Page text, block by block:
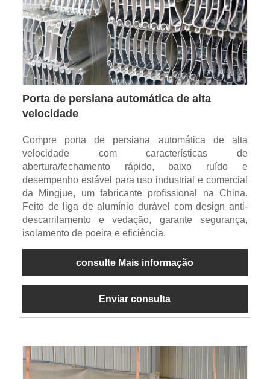
Porta de persiana automática de alta
velocidade
Compre porta de persiana automática de alta
velocidade com características de
abertura/fechamento rápido, baixo ruído e
desempenho estável para uso industrial e comercial
da Mingjue, um fabricante profissional na China.
Feito de liga de alumínio durável com design anti-
descarrilamento e vedação, garante segurança,
isolamento de poeira e eficiência.
consulte Mais informação
Enviar consulta